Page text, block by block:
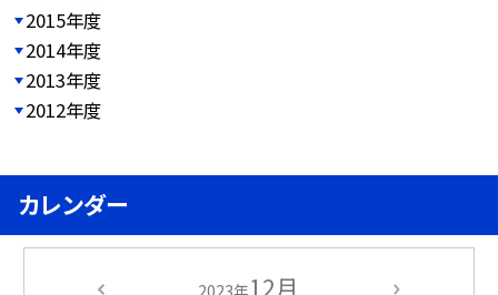
2015年度
2014年度
2013年度
2012年度
カレンダー
2023年12月